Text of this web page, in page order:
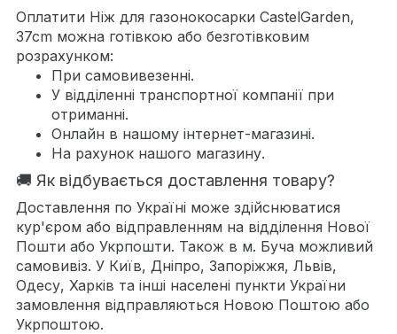
Оплатити Ніж для газонокосарки CastelGarden,
37cm можна готівкою або безготівковим
розрахунком:
При самовивезенні.
У відділенні транспортної компанії при
отриманні.
Онлайн в нашому інтернет-магазині.
На рахунок нашого магазину.
🚚 Як відбувається доставлення товару?
Доставлення по Україні може здійснюватися
кур'єром або відправленням на відділення Нової
Пошти або Укрпошти. Також в м. Буча можливий
самовивіз. У Київ, Дніпро, Запоріжжя, Львів,
Одесу, Харків та інші населені пункти України
замовлення відправляються Новою Поштою або
Укрпоштою.